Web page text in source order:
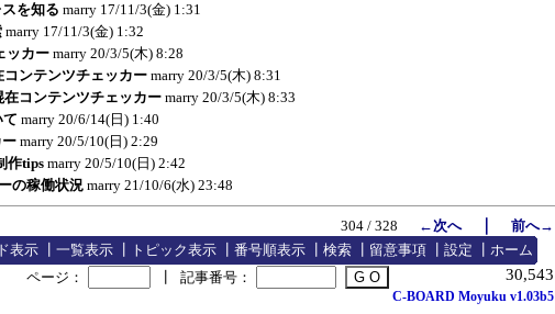
を知る marry 17/11/3(金) 1:31
marry 17/11/3(金) 1:32
ッカーmarry 20/3/5(木) 8:28
ンテンツチェッカー marry 20/3/5(木) 8:31
コンテンツチェッカー marry 20/3/5(木) 8:33
marry 20/6/14(日) 1:40
marry 20/5/10(日) 2:29
作tips marry 20/5/10(日) 2:42
の稼働状況marry 21/10/6(水) 23:48
304 / 328 ←次へ｜ 前へ→
表示 一覧表示 トピック表示 番号順表示 検索 留意事項 設定 ホーム
30,543
ページ： 記事番号：
C-BOARD Moyuku v1.03b5